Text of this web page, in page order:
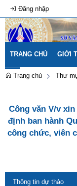
Đăng nhập
TRANG CHỦ GIỚI
Trang chủ
Thư
Công văn V/v
định ban hành
công chức, viên
Thông tin dự thảo